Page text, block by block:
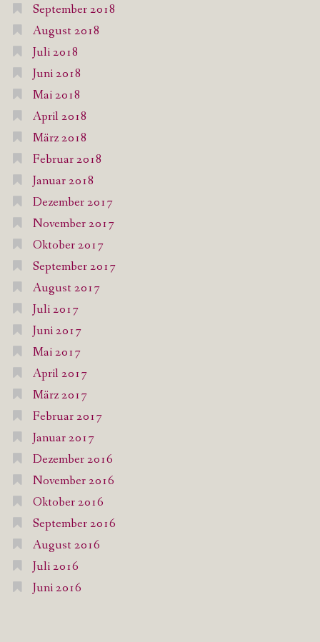
September 2018
August 2018
Juli 2018
Juni 2018
Mai 2018
April 2018
März 2018
Februar 2018
Januar 2018
Dezember 2017
November 2017
Oktober 2017
September 2017
August 2017
Juli 2017
Juni 2017
Mai 2017
April 2017
März 2017
Februar 2017
Januar 2017
Dezember 2016
November 2016
Oktober 2016
September 2016
August 2016
Juli 2016
Juni 2016